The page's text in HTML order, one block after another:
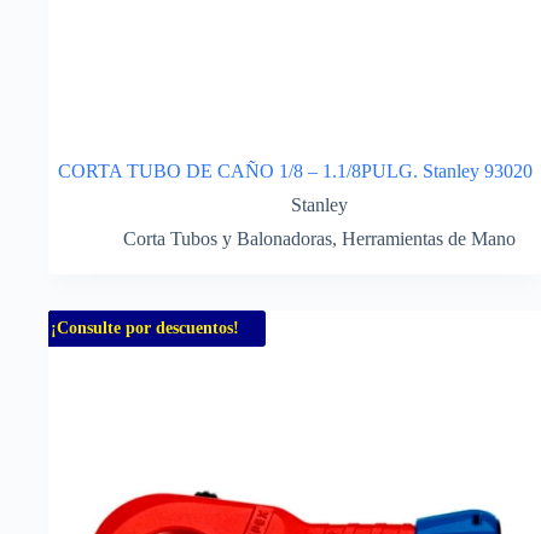
CORTA TUBO DE CAÑO 1/8 – 1.1/8PULG. Stanley 93020
Stanley
Corta Tubos y Balonadoras, Herramientas de Mano
¡Consulte por descuentos!